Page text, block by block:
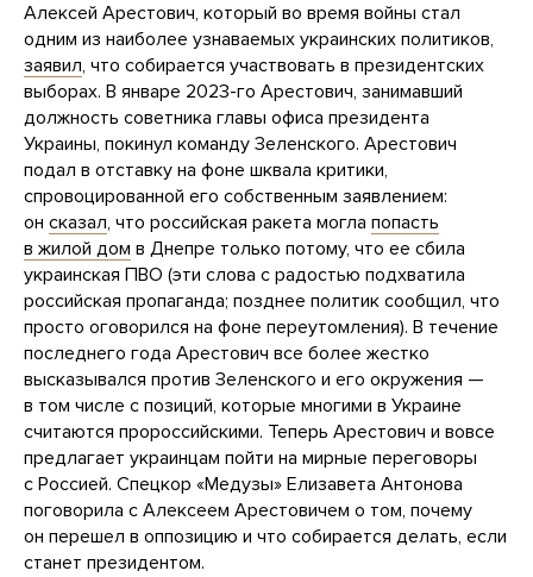
Алексей Арестович, который во время войны стал
одним из наиболее узнаваемых украинских политиков,
заявил, что собирается участвовать в президентских
выборах. В январе 2023-го Арестович, занимавший
должность советника главы офиса президента
Украины, покинул команду Зеленского. Арестович
подал в отставку на фоне шквала критики,
спровоцированной его собственным заявлением:
он сказал, что российская ракета могла попасть
в жилой дом в Днепре только потому, что ее сбила
украинская ПВО (эти слова с радостью подхватила
российская пропаганда; позднее политик сообщил, что
просто оговорился на фоне переутомления). В течение
последнего года Арестович все более жестко
высказывался против Зеленского и его окружения —
в том числе с позиций, которые многими в Украине
считаются пророссийскими. Теперь Арестович и вовсе
предлагает украинцам пойти на мирные переговоры
с Россией. Спецкор «Медузы» Елизавета Антонова
поговорила с Алексеем Арестовичем о том, почему
он перешел в оппозицию и что собирается делать, если
станет президентом.